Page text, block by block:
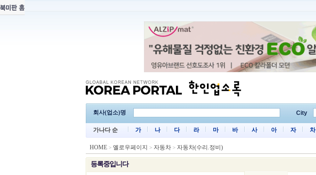
회사(업소)명 City
가나다 순 가 나 다 라 마 바 사 아 자 차
HOME > 옐로우페이지 > 자동차 > 자동차(수리.정비)
등록중입니다